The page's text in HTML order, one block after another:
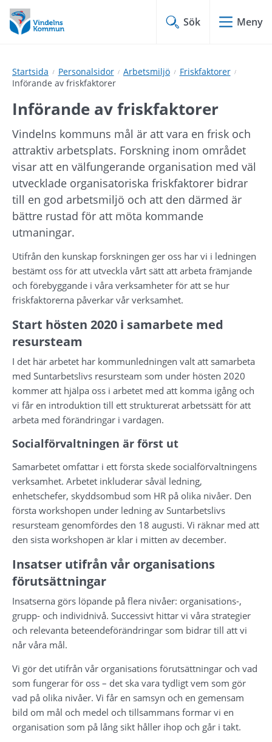
Hoppa
till
innehåll
Hoppa
till
undermeny
Sök Meny
Startsida Personalsidor Arbetsmiljö
Friskfaktorer
Införande av friskfaktorer
Införande av friskfaktorer
Vindelns kommuns mål är att vara en frisk och
attraktiv arbetsplats. Forskning inom området
visar att en välfungerande organisation med väl
utvecklade organisatoriska friskfaktorer bidrar
till en god arbetsmiljö och att den därmed är
bättre rustad för att möta kommande
utmaningar.
Utifrån den kunskap forskningen ger oss har vi i ledningen
bestämt oss för att utveckla vårt sätt att arbeta främjande
och förebyggande i våra verksamheter för att se hur
friskfaktorerna påverkar vår verksamhet.
Start hösten 2020 i samarbete med
resursteam
I det här arbetet har kommunledningen valt att samarbeta
med Suntarbetslivs resursteam som under hösten 2020
kommer att hjälpa oss i arbetet med att komma igång och
vi får en introduktion till ett strukturerat arbetssätt för att
arbeta med förändringar i vardagen.
Socialförvaltningen är först ut
Samarbetet omfattar i ett första skede socialförvaltningens
verksamhet. Arbetet inkluderar såväl ledning,
enhetschefer, skyddsombud som HR på olika nivåer. Den
första workshopen under ledning av Suntarbetslivs
resursteam genomfördes den 18 augusti. Vi räknar med att
den sista workshopen är klar i mitten av december.
Insatser utifrån vår organisations
förutsättningar
Insatserna görs löpande på flera nivåer: organisations-,
grupp- och individnivå. Successivt hittar vi våra strategier
och relevanta beteendeförändringar som bidrar till att vi
når våra mål.
Vi gör det utifrån vår organisations förutsättningar och vad
som fungerar för oss – det ska vara tydligt vem som gör
vad på olika nivåer. Vi får en samsyn och en gemensam
bild om mål och medel och tillsammans formar vi en
organisation som på lång sikt håller ihop och går i takt.